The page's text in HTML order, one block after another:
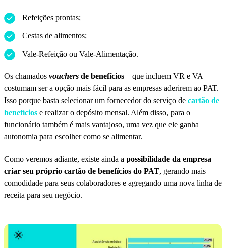
Refeições prontas;
Cestas de alimentos;
Vale-Refeição ou Vale-Alimentação.
Os chamados vouchers de benefícios – que incluem VR e VA –
costumam ser a opção mais fácil para as empresas aderirem ao PAT.
Isso porque basta selecionar um fornecedor do serviço de cartão de
benefícios e realizar o depósito mensal. Além disso, para o
funcionário também é mais vantajoso, uma vez que ele ganha
autonomia para escolher como se alimentar.
Como veremos adiante, existe ainda a possibilidade da empresa
criar seu próprio cartão de benefícios do PAT, gerando mais
comodidade para seus colaboradores e agregando uma nova linha de
receita para seu negócio.